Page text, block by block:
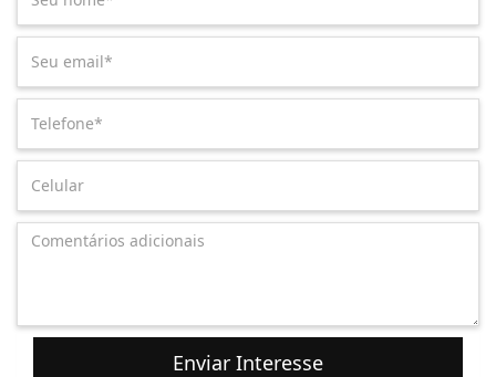
Enviar Interesse